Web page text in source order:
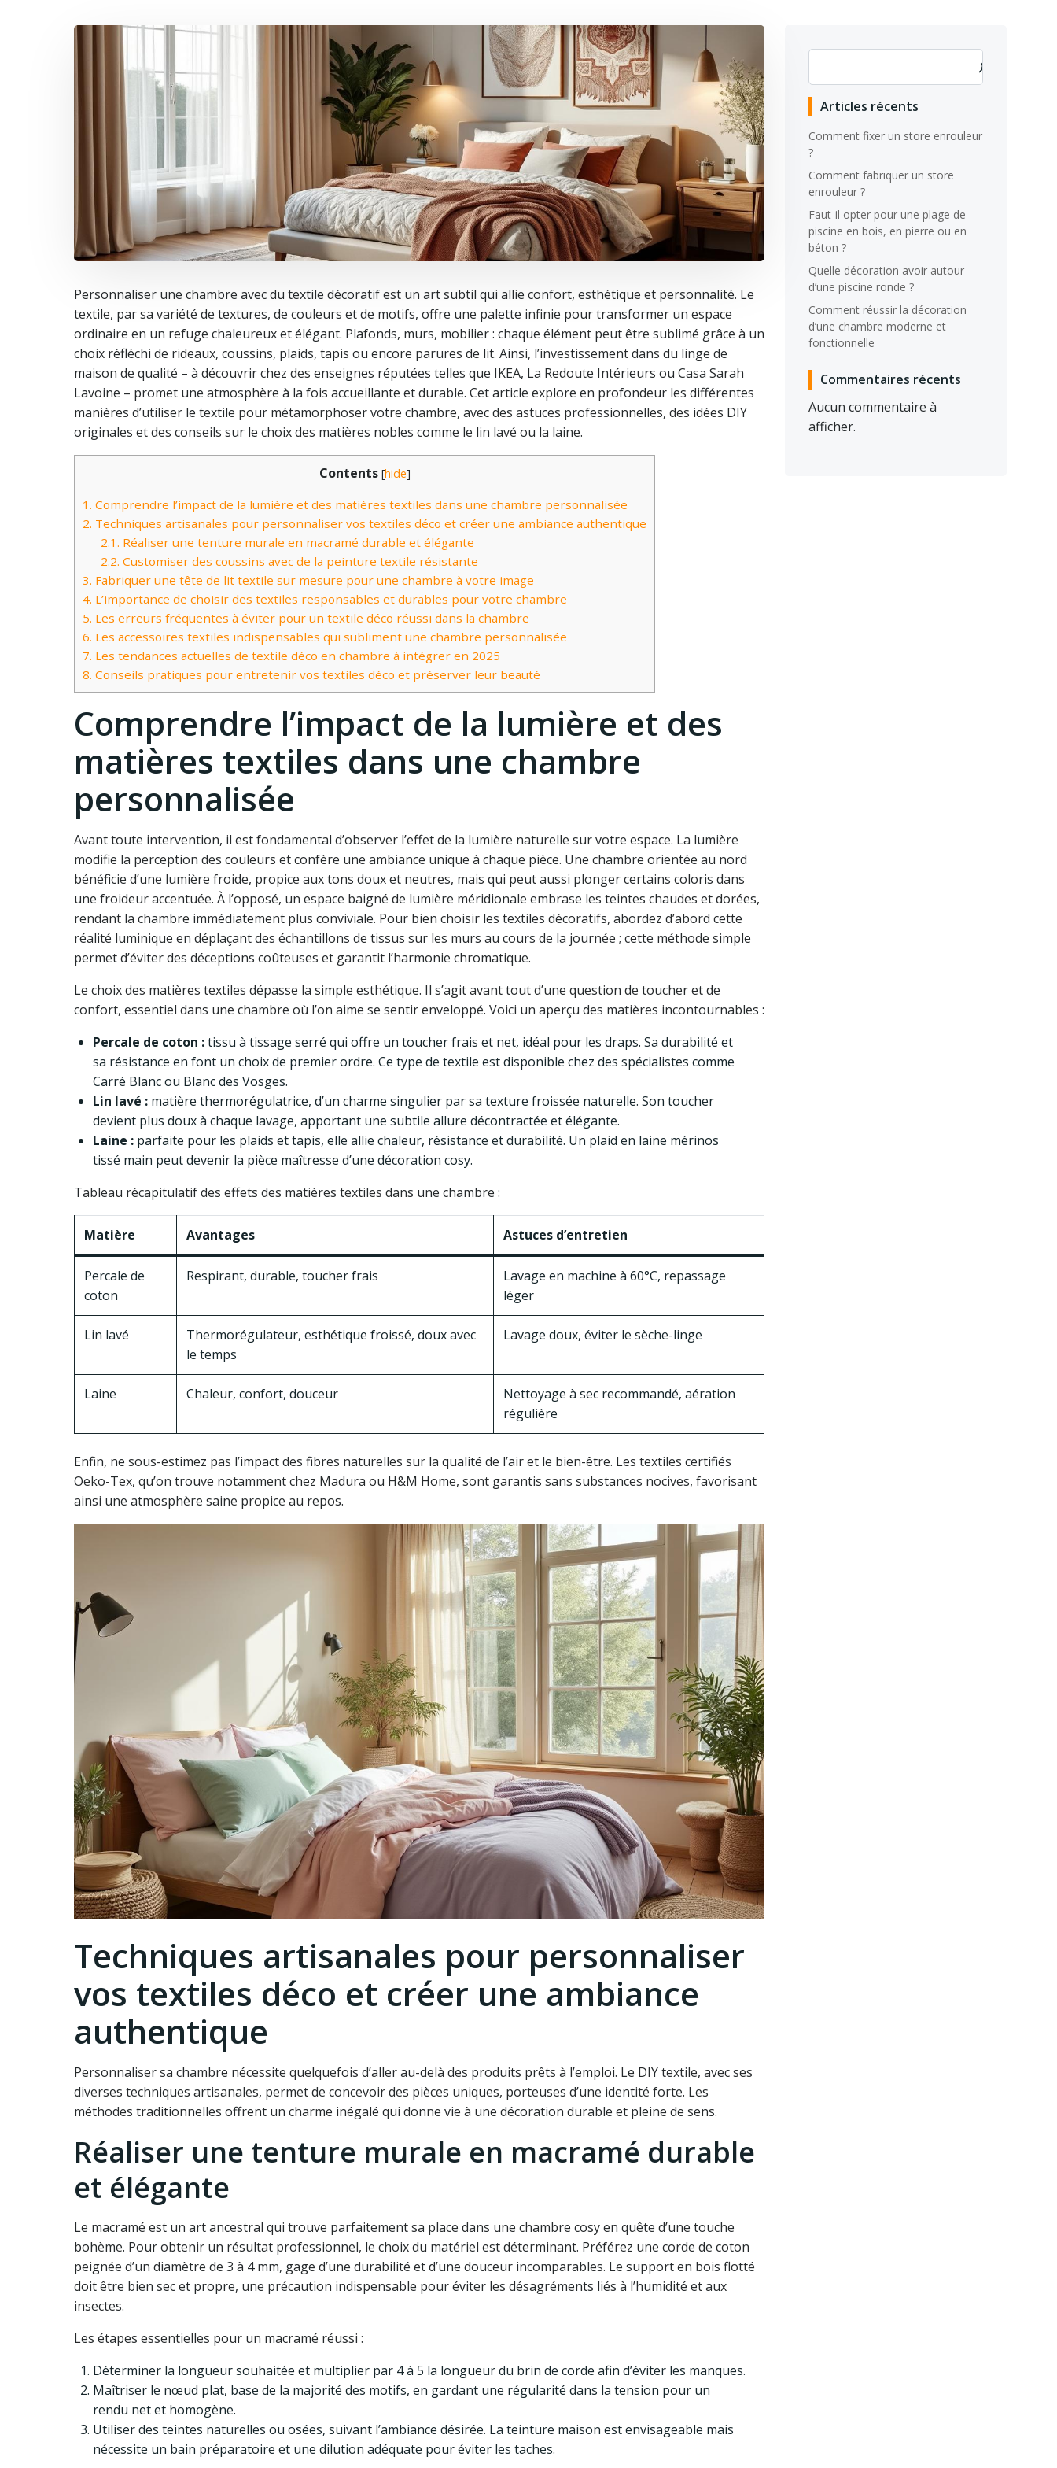
Personnaliser une chambre avec du textile décoratif est un art subtil qui allie confort, esthétique et personnalité. Le
textile, par sa variété de textures, de couleurs et de motifs, offre une palette infinie pour transformer un espace
ordinaire en un refuge chaleureux et élégant. Plafonds, murs, mobilier : chaque élément peut être sublimé grâce à un
choix réfléchi de rideaux, coussins, plaids, tapis ou encore parures de lit. Ainsi, l’investissement dans du linge de
maison de qualité – à découvrir chez des enseignes réputées telles que IKEA, La Redoute Intérieurs ou Casa Sarah
Lavoine – promet une atmosphère à la fois accueillante et durable. Cet article explore en profondeur les différentes
manières d’utiliser le textile pour métamorphoser votre chambre, avec des astuces professionnelles, des idées DIY
originales et des conseils sur le choix des matières nobles comme le lin lavé ou la laine.
Contents [hide]
1. Comprendre l’impact de la lumière et des matières textiles dans une chambre personnalisée
2. Techniques artisanales pour personnaliser vos textiles déco et créer une ambiance authentique
2.1. Réaliser une tenture murale en macramé durable et élégante
2.2. Customiser des coussins avec de la peinture textile résistante
3. Fabriquer une tête de lit textile sur mesure pour une chambre à votre image
4. L’importance de choisir des textiles responsables et durables pour votre chambre
5. Les erreurs fréquentes à éviter pour un textile déco réussi dans la chambre
6. Les accessoires textiles indispensables qui subliment une chambre personnalisée
7. Les tendances actuelles de textile déco en chambre à intégrer en 2025
8. Conseils pratiques pour entretenir vos textiles déco et préserver leur beauté
Comprendre l’impact de la lumière et des
matières textiles dans une chambre
personnalisée
Avant toute intervention, il est fondamental d’observer l’effet de la lumière naturelle sur votre espace. La lumière
modifie la perception des couleurs et confère une ambiance unique à chaque pièce. Une chambre orientée au nord
bénéficie d’une lumière froide, propice aux tons doux et neutres, mais qui peut aussi plonger certains coloris dans
une froideur accentuée. À l’opposé, un espace baigné de lumière méridionale embrase les teintes chaudes et dorées,
rendant la chambre immédiatement plus conviviale. Pour bien choisir les textiles décoratifs, abordez d’abord cette
réalité luminique en déplaçant des échantillons de tissus sur les murs au cours de la journée ; cette méthode simple
permet d’éviter des déceptions coûteuses et garantit l’harmonie chromatique.
Le choix des matières textiles dépasse la simple esthétique. Il s’agit avant tout d’une question de toucher et de
confort, essentiel dans une chambre où l’on aime se sentir enveloppé. Voici un aperçu des matières incontournables :
Percale de coton :tissu à tissage serré qui offre un toucher frais et net, idéal pour les draps. Sa durabilité et
sa résistance en font un choix de premier ordre. Ce type de textile est disponible chez des spécialistes comme
Carré Blanc ou Blanc des Vosges.
Lin lavé : matière thermorégulatrice, d’un charme singulier par sa texture froissée naturelle. Son toucher
devient plus doux à chaque lavage, apportant une subtile allure décontractée et élégante.
Laine : parfaite pour les plaids et tapis, elle allie chaleur, résistance et durabilité. Un plaid en laine mérinos
tissé main peut devenir la pièce maîtresse d’une décoration cosy.
Tableau récapitulatif des effets des matières textiles dans une chambre :
Matière Avantages Astuces d’entretien
Percale de
coton
Respirant, durable, toucher frais
Lavage en machine à 60°C, repassage
léger
Lin lavé
Thermorégulateur, esthétique froissé, doux avec
le temps
Lavage doux, éviter le sèche-linge
Laine Chaleur, confort, douceur
Nettoyage à sec recommandé, aération
régulière
Enfin, ne sous-estimez pas l’impact des fibres naturelles sur la qualité de l’air et le bien-être. Les textiles certifiés
Oeko-Tex, qu’on trouve notamment chez Madura ou H&M Home, sont garantis sans substances nocives, favorisant
ainsi une atmosphère saine propice au repos.
Techniques artisanales pour personnaliser
vos textiles déco et créer une ambiance
authentique
Personnaliser sa chambre nécessite quelquefois d’aller au-delà des produits prêts à l’emploi. Le DIY textile, avec ses
diverses techniques artisanales, permet de concevoir des pièces uniques, porteuses d’une identité forte. Les
méthodes traditionnelles offrent un charme inégalé qui donne vie à une décoration durable et pleine de sens.
Réaliser une tenture murale en macramé durable
et élégante
Le macramé est un art ancestral qui trouve parfaitement sa place dans une chambre cosy en quête d’une touche
bohème. Pour obtenir un résultat professionnel, le choix du matériel est déterminant. Préférez une corde de coton
peignée d’un diamètre de 3 à 4 mm, gage d’une durabilité et d’une douceur incomparables. Le support en bois flotté
doit être bien sec et propre, une précaution indispensable pour éviter les désagréments liés à l’humidité et aux
insectes.
Les étapes essentielles pour un macramé réussi :
Déterminer la longueur souhaitée et multiplier par 4 à 5 la longueur du brin de corde afin d’éviter les manques.
Maîtriser le nœud plat, base de la majorité des motifs, en gardant une régularité dans la tension pour un
rendu net et homogène.
Utiliser des teintes naturelles ou osées, suivant l’ambiance désirée. La teinture maison est envisageable mais
nécessite un bain préparatoire et une dilution adéquate pour éviter les taches.
Articles récents
Comment fixer un store enrouleur
?
Comment fabriquer un store
enrouleur ?
Faut-il opter pour une plage de
piscine en bois, en pierre ou en
béton ?
Quelle décoration avoir autour
d’une piscine ronde ?
Comment réussir la décoration
d’une chambre moderne et
fonctionnelle
Commentaires récents
Aucun commentaire à
afficher.